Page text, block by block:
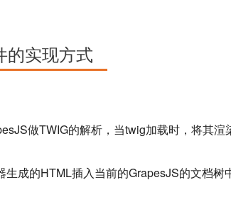
的实现方式
做TWIG的解析，当twig加载时，将其
成的HTML插入当前的GrapesJS的文档树